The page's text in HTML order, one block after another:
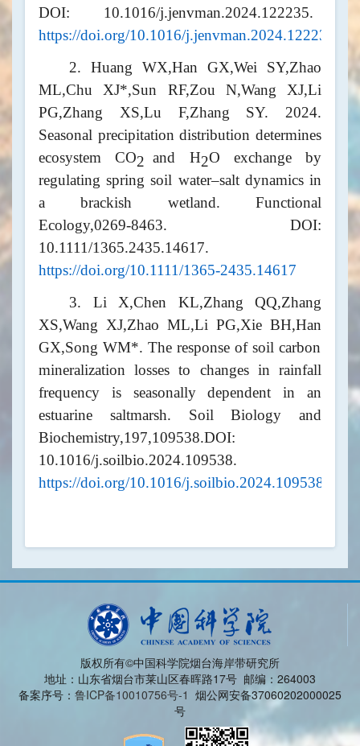
DOI: 10.1016/j.jenvman.2024.122235.
https://doi.org/10.1016/j.jenvman.2024.122235
2. Huang WX,Han GX,Wei SY,Zhao
ML,Chu XJ*,Sun RF,Zou N,Wang XJ,Li
PG,Zhang XS,Lu F,Zhang SY. 2024.
Seasonal precipitation distribution determines
ecosystem CO2 and H2O exchange by
regulating spring soil water–salt dynamics in
a brackish wetland. Functional
Ecology,0269-8463. DOI:
10.1111/1365.2435.14617.
https://doi.org/10.1111/1365-2435.14617
3. Li X,Chen KL,Zhang QQ,Zhang
XS,Wang XJ,Zhao ML,Li PG,Xie BH,Han
GX,Song WM*. The response of soil carbon
mineralization losses to changes in rainfall
frequency is seasonally dependent in an
estuarine saltmarsh. Soil Biology and
Biochemistry,197,109538.DOI:
10.1016/j.soilbio.2024.109538.
https://doi.org/10.1016/j.soilbio.2024.109538
版权所有©中国科学院烟台海岸带研究所
地址：山东省烟台市莱山区春晖路17号 邮编：264003
备案序号： 鲁ICP备10010756号-1 烟公网安备37060202000025
号